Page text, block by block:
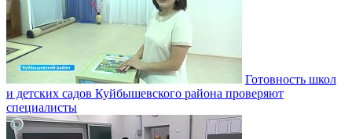
Готовность школ
и детских садов Куйбышевского района проверяют
специалисты